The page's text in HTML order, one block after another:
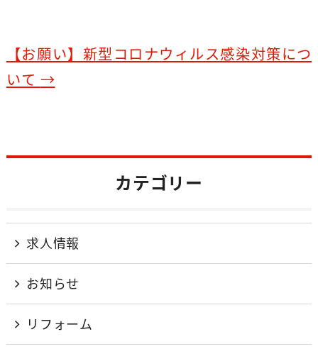
k
【お願い】新型コロナウィルス感染対策につ
いて →
カテゴリー
求人情報
お知らせ
リフォーム